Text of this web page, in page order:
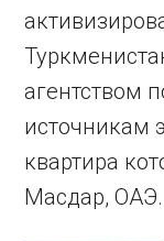
агентством
источникам
квартира
Масдар, ОАЭ.